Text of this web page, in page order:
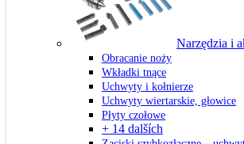
Narzędzia i
Obracanie noży
Wkładki tnące
Uchwyty i kołnierze
Uchwyty wiertarskie, głowice
Płyty czołowe
+ 14 dalších